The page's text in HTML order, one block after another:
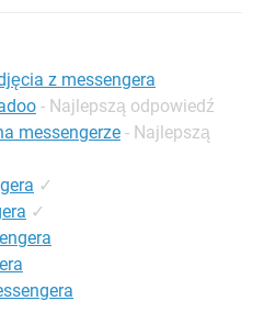
z messengera
- Najlepszą odpowiedź
messengerze - Najlepszą
✓
✓